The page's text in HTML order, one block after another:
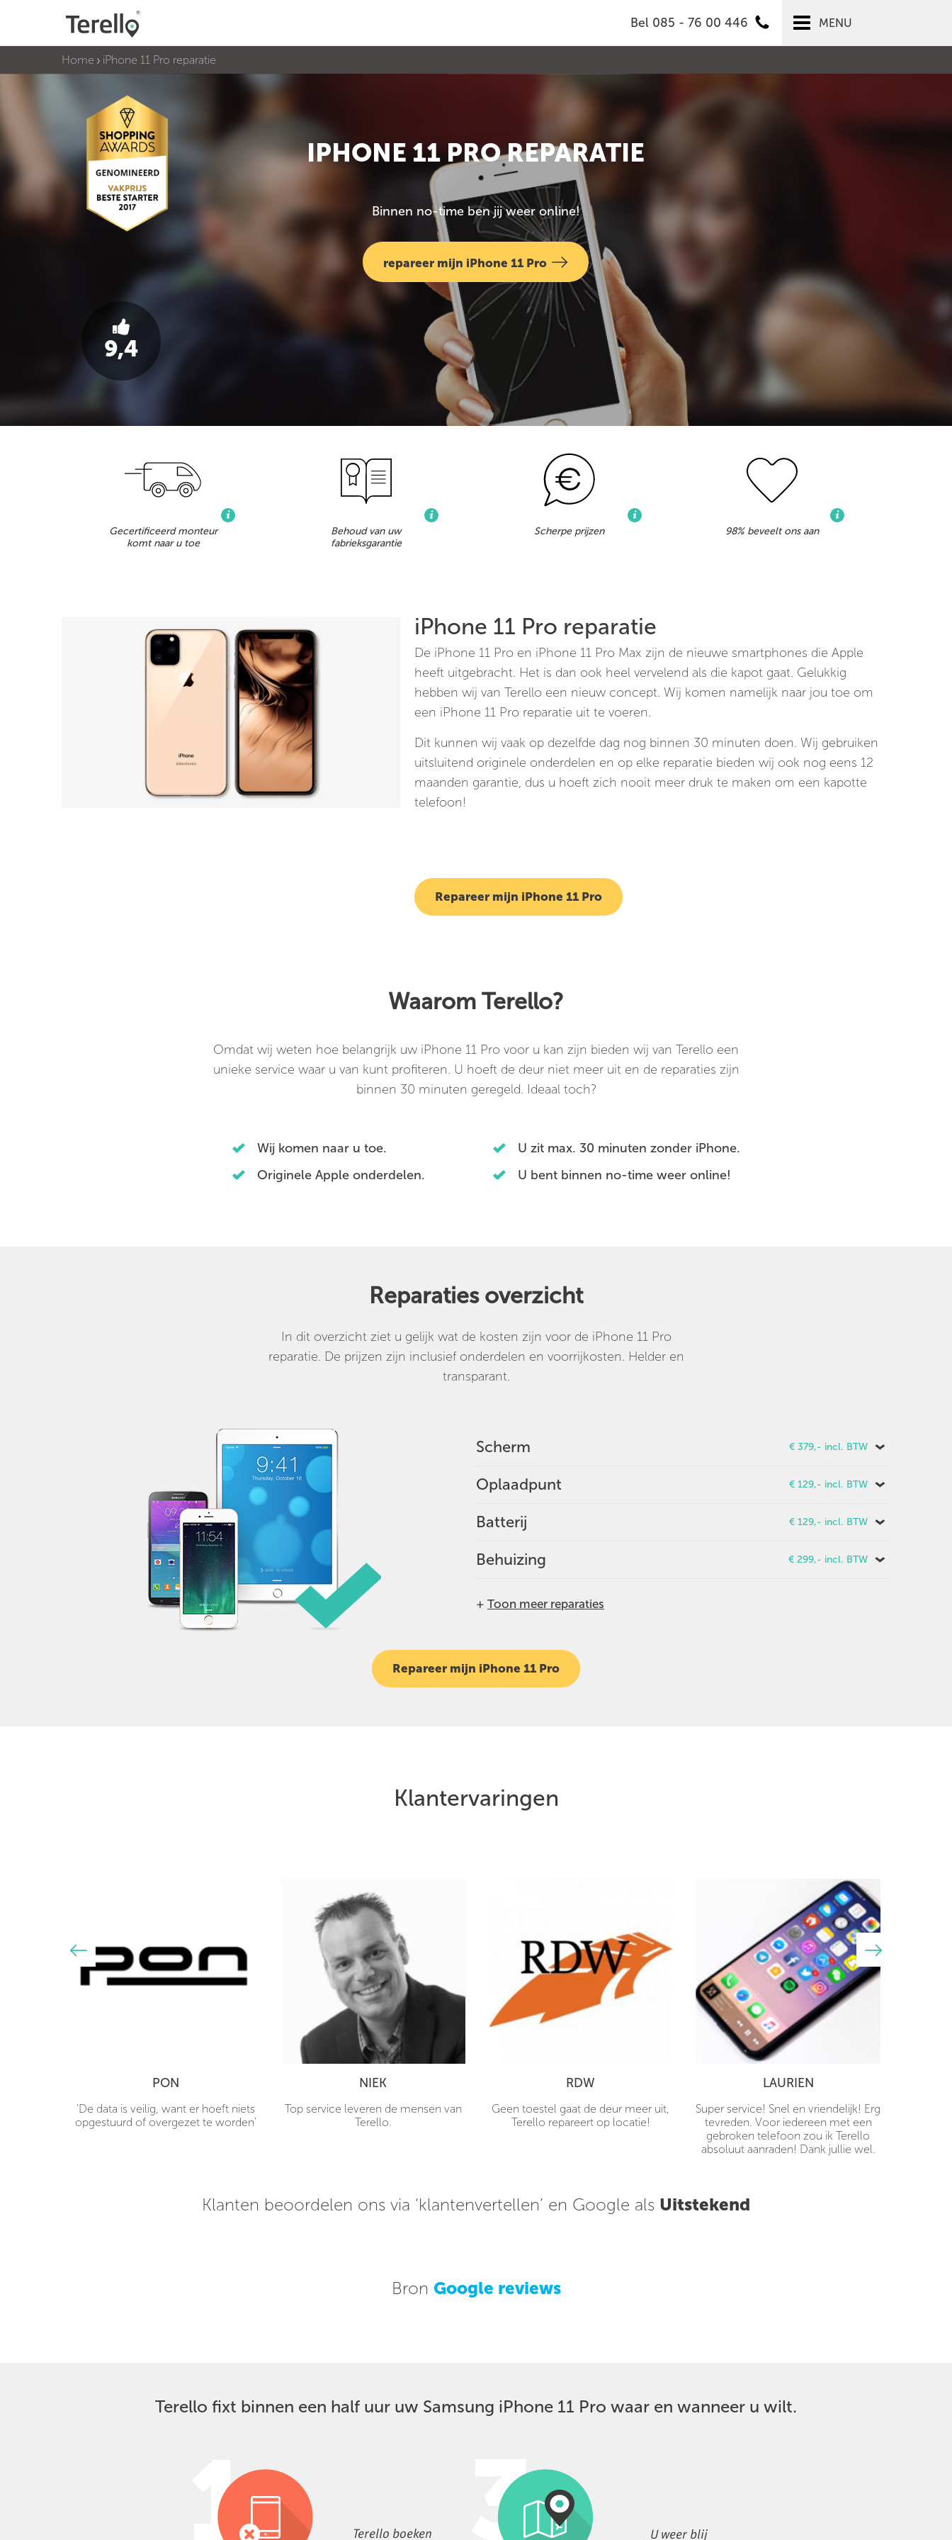
Bel 085 - 76 00 446 MENU
Home iPhone 11 Pro reparatie
IPHONE 11 PRO REPARATIE
Binnen no-time ben jij weer online!
repareer mijn iPhone 11 Pro
9,4
Gecertificeerd monteur
komt naar u toe
Behoud van uw
fabrieksgarantie
Scherpe prijzen 98% beveelt ons aan
iPhone 11 Pro reparatie
De iPhone 11 Pro en iPhone 11 Pro Max zijn de nieuwe smartphones die Apple
heeft uitgebracht. Het is dan ook heel vervelend als die kapot gaat. Gelukkig
hebben wij van Terello een nieuw concept. Wij komen namelijk naar jou toe om
een iPhone 11 Pro reparatie uit te voeren.
Dit kunnen wij vaak op dezelfde dag nog binnen 30 minuten doen. Wij gebruiken
uitsluitend originele onderdelen en op elke reparatie bieden wij ook nog eens 12
maanden garantie, dus u hoeft zich nooit meer druk te maken om een kapotte
telefoon!
Repareer mijn iPhone 11 Pro
Waarom Terello?
Omdat wij weten hoe belangrijk uw iPhone 11 Pro voor u kan zijn bieden wij van Terello een
unieke service waar u van kunt profiteren. U hoeft de deur niet meer uit en de reparaties zijn
binnen 30 minuten geregeld. Ideaal toch?
Wij komen naar u toe.
U zit max. 30 minuten zonder iPhone.
Originele Apple onderdelen.
U bent binnen no-time weer online!
Reparaties overzicht
In dit overzicht ziet u gelijk wat de kosten zijn voor de iPhone 11 Pro
reparatie. De prijzen zijn inclusief onderdelen en voorrijkosten. Helder en
transparant.
Scherm € 379,- incl. BTW
Oplaadpunt € 129,- incl. BTW
Batterij € 129,- incl. BTW
Behuizing € 299,- incl. BTW
+ Toon meer reparaties
Repareer mijn iPhone 11 Pro
Klantervaringen
PON
'De data is veilig, want er hoeft niets
opgestuurd of overgezet te worden'
NIEK
Top service leveren de mensen van
Terello.
RDW
Geen toestel gaat de deur meer uit,
Terello repareert op locatie!
LAURIEN
Super service! Snel en vriendelijk! Erg
tevreden. Voor iedereen met een
gebroken telefoon zou ik Terello
absoluut aanraden! Dank jullie wel.
Klanten beoordelen ons via ‘klantenvertellen’ en Google als Uitstekend
Bron Google reviews
Terello fixt binnen een half uur uw Samsung iPhone 11 Pro waar en wanneer u wilt.
Terello boeken U weer blij